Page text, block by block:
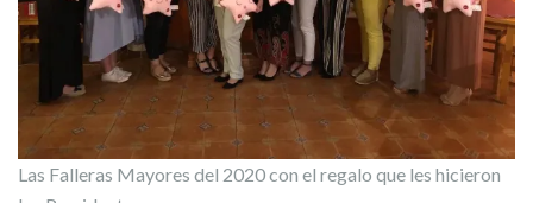
Las Falleras Mayores del 2020 con el regalo que les hicieron